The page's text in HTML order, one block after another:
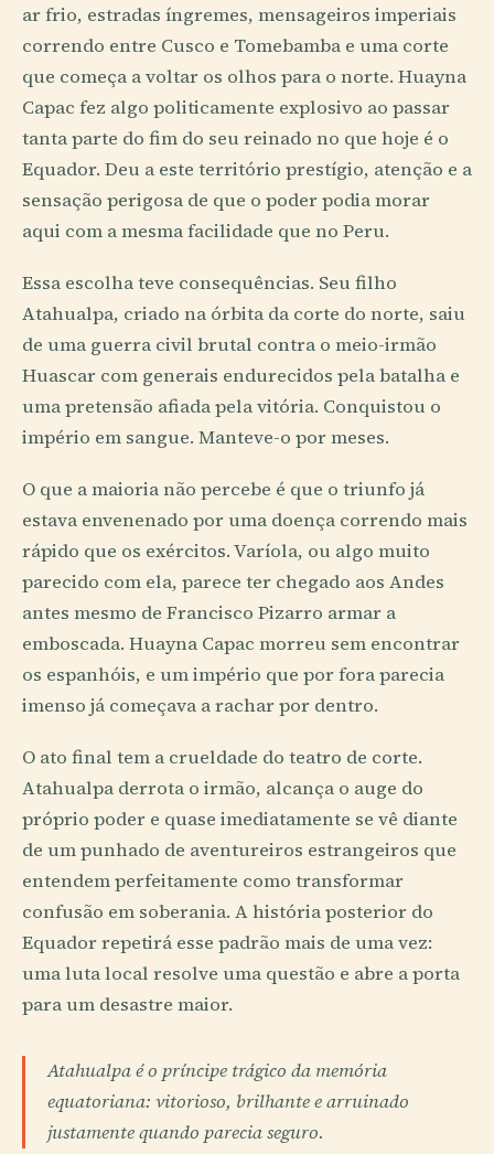
ar frio, estradas íngremes, mensageiros imperiais
correndo entre Cusco e Tomebamba e uma corte
que começa a voltar os olhos para o norte. Huayna
Capac fez algo politicamente explosivo ao passar
tanta parte do fim do seu reinado no que hoje é o
Equador. Deu a este território prestígio, atenção e a
sensação perigosa de que o poder podia morar
aqui com a mesma facilidade que no Peru.
Essa escolha teve consequências. Seu filho
Atahualpa, criado na órbita da corte do norte, saiu
de uma guerra civil brutal contra o meio-irmão
Huascar com generais endurecidos pela batalha e
uma pretensão afiada pela vitória. Conquistou o
império em sangue. Manteve-o por meses.
O que a maioria não percebe é que o triunfo já
estava envenenado por uma doença correndo mais
rápido que os exércitos. Varíola, ou algo muito
parecido com ela, parece ter chegado aos Andes
antes mesmo de Francisco Pizarro armar a
emboscada. Huayna Capac morreu sem encontrar
os espanhóis, e um império que por fora parecia
imenso já começava a rachar por dentro.
O ato final tem a crueldade do teatro de corte.
Atahualpa derrota o irmão, alcança o auge do
próprio poder e quase imediatamente se vê diante
de um punhado de aventureiros estrangeiros que
entendem perfeitamente como transformar
confusão em soberania. A história posterior do
Equador repetirá esse padrão mais de uma vez:
uma luta local resolve uma questão e abre a porta
para um desastre maior.
Atahualpa é o príncipe trágico da memória
equatoriana: vitorioso, brilhante e arruinado
justamente quando parecia seguro.